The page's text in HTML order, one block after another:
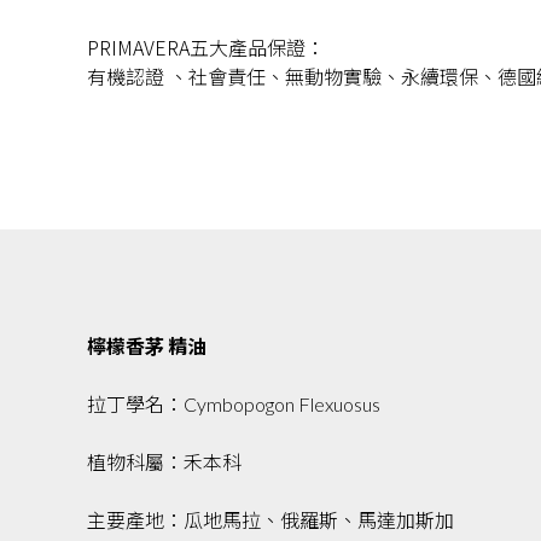
PRIMAVERA五大產品保證：
有機認證 、社會責任、無動物實驗、永續環保、德
檸檬香茅 精油
拉丁學名：Cymbopogon Flexuosus
植物科屬：禾本科
主要產地：瓜地馬拉、俄羅斯、馬達加斯加